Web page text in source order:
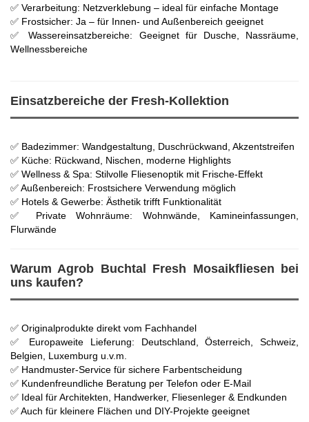
✅ Verarbeitung: Netzverklebung – ideal für einfache Montage
✅ Frostsicher: Ja – für Innen- und Außenbereich geeignet
✅ Wassereinsatzbereiche: Geeignet für Dusche, Nassräume,
Wellnessbereiche
Einsatzbereiche der Fresh-Kollektion
✅ Badezimmer: Wandgestaltung, Duschrückwand, Akzentstreifen
✅ Küche: Rückwand, Nischen, moderne Highlights
✅ Wellness & Spa: Stilvolle Fliesenoptik mit Frische-Effekt
✅ Außenbereich: Frostsichere Verwendung möglich
✅ Hotels & Gewerbe: Ästhetik trifft Funktionalität
✅ Private Wohnräume: Wohnwände, Kamineinfassungen,
Flurwände
Warum Agrob Buchtal Fresh Mosaikfliesen bei
uns kaufen?
✅ Originalprodukte direkt vom Fachhandel
✅ Europaweite Lieferung: Deutschland, Österreich, Schweiz,
Belgien, Luxemburg u.v.m.
✅ Handmuster-Service für sichere Farbentscheidung
✅ Kundenfreundliche Beratung per Telefon oder E-Mail
✅ Ideal für Architekten, Handwerker, Fliesenleger & Endkunden
✅ Auch für kleinere Flächen und DIY-Projekte geeignet